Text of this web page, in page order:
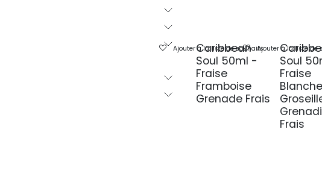
Caribbean
Soul 50ml -
Fraise
Framboise
Grenade Frais
Ajouter à la liste de souhaits
Soul
Fraise
Blanche
Frais
Ajouter à la liste de